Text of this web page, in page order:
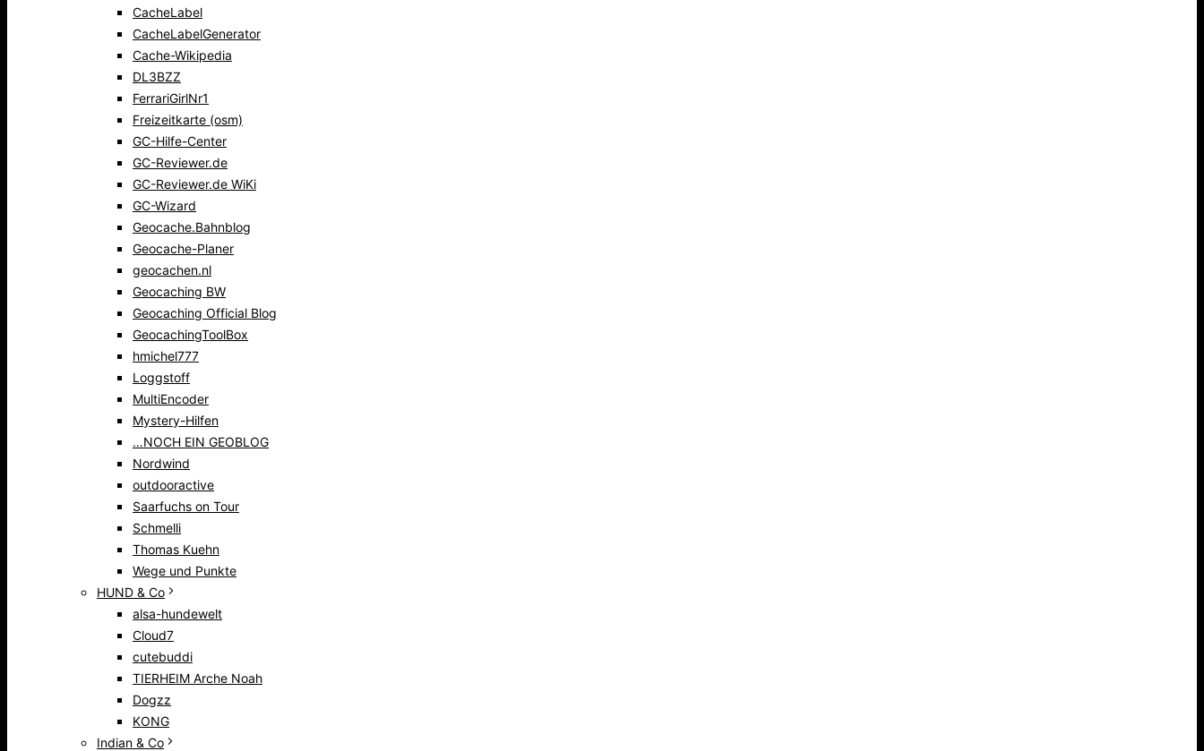
CacheLabel
CacheLabelGenerator
Cache-Wikipedia
DL3BZZ
FerrariGirlNr1
Freizeitkarte (osm)
GC-Hilfe-Center
GC-Reviewer.de
GC-Reviewer.de WiKi
GC-Wizard
Geocache.Bahnblog
Geocache-Planer
geocachen.nl
Geocaching BW
Geocaching Official Blog
GeocachingToolBox
hmichel777
Loggstoff
MultiEncoder
Mystery-Hilfen
…NOCH EIN GEOBLOG
Nordwind
outdooractive
Saarfuchs on Tour
Schmelli
Thomas Kuehn
Wege und Punkte
HUND & Co
alsa-hundewelt
Cloud7
cutebuddi
TIERHEIM Arche Noah
Dogzz
KONG
Indian & Co